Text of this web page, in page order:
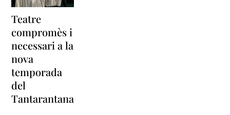
Teatre
compromès i
necessari a la
nova
temporada
del
Tantarantana